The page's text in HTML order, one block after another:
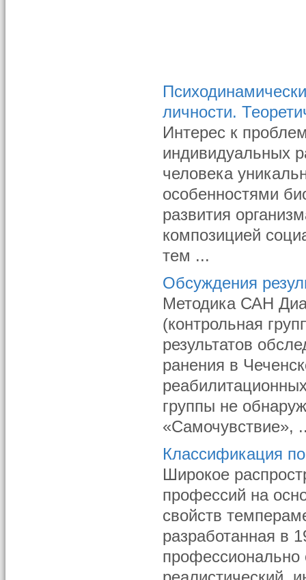
личности.
Интерес к
индивидуальных
человека
особенностями
развития
композицией
тем ...
Обсуждения
Методика САН
(контрольная
результатов
ранения в
группы не
«Самочувствие»,
Классификация
Широкое
профессий на
свойств
разработанная в
профессионально